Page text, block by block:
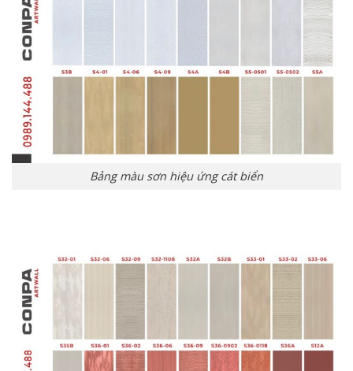
Bảng màu sơn hiệu ứng cát biển